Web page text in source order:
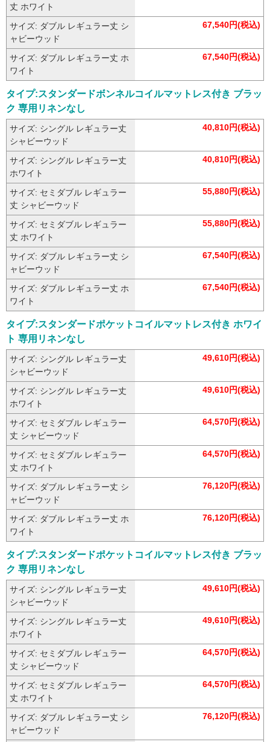
丈 ホワイト
サイズ: ダブル レギュラー丈 シ
ャビーウッド
67,540円(税込)
サイズ: ダブル レギュラー丈 ホ
ワイト
67,540円(税込)
タイプ:スタンダードボンネルコイルマットレス付き ブラッ
ク 専用リネンなし
サイズ: シングル レギュラー丈
シャビーウッド
40,810円(税込)
サイズ: シングル レギュラー丈
ホワイト
40,810円(税込)
サイズ: セミダブル レギュラー
丈 シャビーウッド
55,880円(税込)
サイズ: セミダブル レギュラー
丈 ホワイト
55,880円(税込)
サイズ: ダブル レギュラー丈 シ
ャビーウッド
67,540円(税込)
サイズ: ダブル レギュラー丈 ホ
ワイト
67,540円(税込)
タイプ:スタンダードポケットコイルマットレス付き ホワイ
ト 専用リネンなし
サイズ: シングル レギュラー丈
シャビーウッド
49,610円(税込)
サイズ: シングル レギュラー丈
ホワイト
49,610円(税込)
サイズ: セミダブル レギュラー
丈 シャビーウッド
64,570円(税込)
サイズ: セミダブル レギュラー
丈 ホワイト
64,570円(税込)
サイズ: ダブル レギュラー丈 シ
ャビーウッド
76,120円(税込)
サイズ: ダブル レギュラー丈 ホ
ワイト
76,120円(税込)
タイプ:スタンダードポケットコイルマットレス付き ブラッ
ク 専用リネンなし
サイズ: シングル レギュラー丈
シャビーウッド
49,610円(税込)
サイズ: シングル レギュラー丈
ホワイト
49,610円(税込)
サイズ: セミダブル レギュラー
丈 シャビーウッド
64,570円(税込)
サイズ: セミダブル レギュラー
丈 ホワイト
64,570円(税込)
サイズ: ダブル レギュラー丈 シ
ャビーウッド
76,120円(税込)